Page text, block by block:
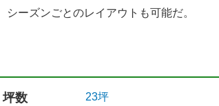
ーズンごとのレイアウトも可能だ。
坪数 23坪